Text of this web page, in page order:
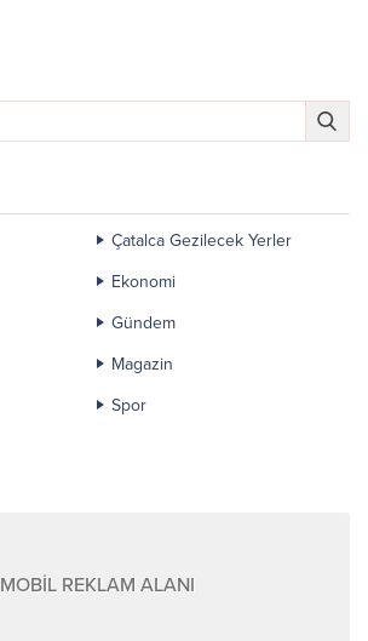
Çatalca Gezilecek Yerler
Ekonomi
Gündem
Magazin
Spor
MOBİL REKLAM ALANI